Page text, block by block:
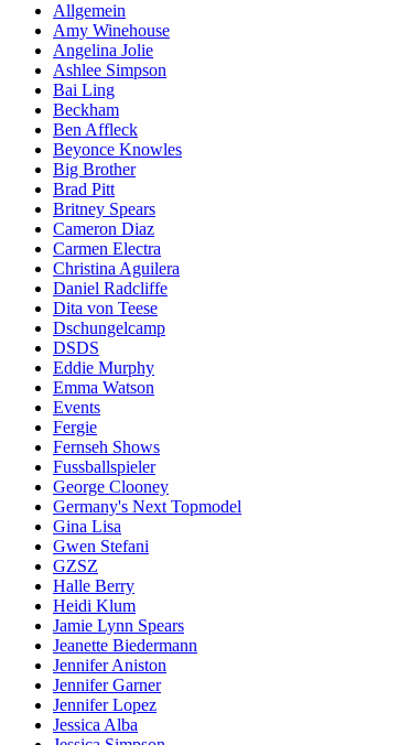
Allgemein
Amy Winehouse
Angelina Jolie
Ashlee Simpson
Bai Ling
Beckham
Ben Affleck
Beyonce Knowles
Big Brother
Brad Pitt
Britney Spears
Cameron Diaz
Carmen Electra
Christina Aguilera
Daniel Radcliffe
Dita von Teese
Dschungelcamp
DSDS
Eddie Murphy
Emma Watson
Events
Fergie
Fernseh Shows
Fussballspieler
George Clooney
Germany's Next Topmodel
Gina Lisa
Gwen Stefani
GZSZ
Halle Berry
Heidi Klum
Jamie Lynn Spears
Jeanette Biedermann
Jennifer Aniston
Jennifer Garner
Jennifer Lopez
Jessica Alba